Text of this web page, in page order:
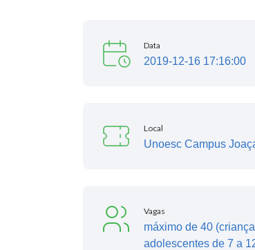
Data
2019-12-16 17:16:00
Local
Unoesc Campus
Vagas
máximo de 40
adolescentes de 7 a